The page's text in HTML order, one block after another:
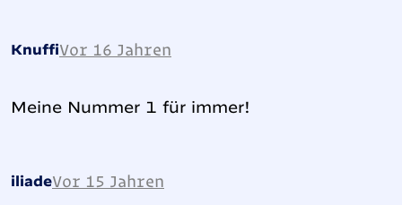
KnuffiVor 16 Jahren
Meine Nummer 1 für immer!
iliadeVor 15 Jahren